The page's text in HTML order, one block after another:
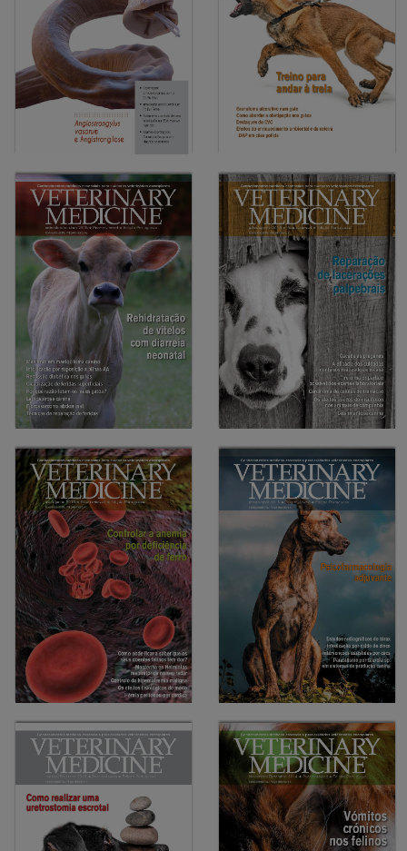
06-2016
A boa performance de um
cavalo de competição
depende de um complexo
jogo de equilíbrios
04-2016
Síndrome da vaca caída:
Etiofisiopatologia e o seu
maneio
02-2016
Angiostrongylus vasorum e
Angistrongilose
12-2015
Treino para andar à trela
10-2015
Rehidratação de vitelos com
diarreia neonatal
08-2015
Reparação de lacerações
palpebrais